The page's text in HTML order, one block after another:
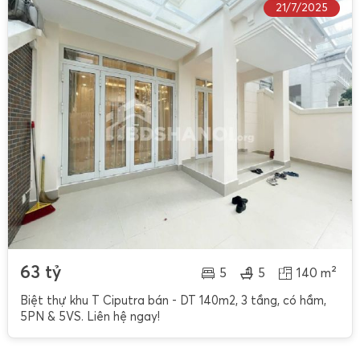
21/7/2025
63 tỷ 5 5 140 m²
Biệt thự khu T Ciputra bán - DT 140m2, 3 tầng, có hầm,
5PN & 5VS. Liên hệ ngay!